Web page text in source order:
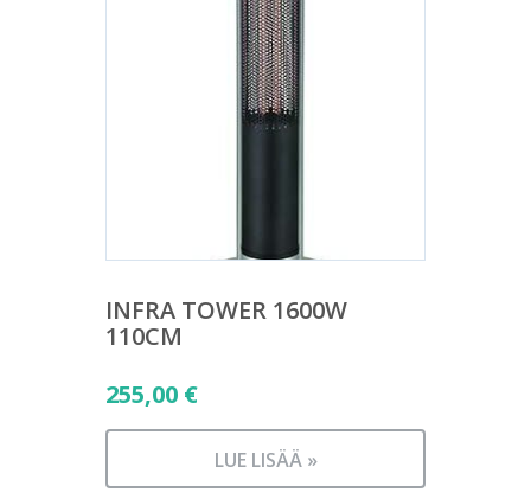
INFRA TOWER 1600W
110CM
255,00 €
LUE LISÄÄ »